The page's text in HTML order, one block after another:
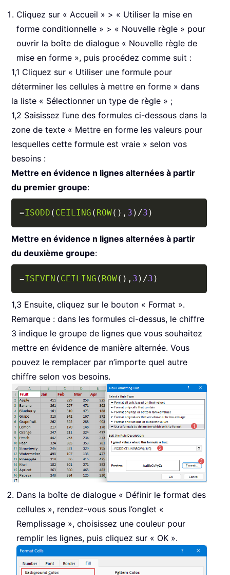
Cliquez sur « Accueil » > « Utiliser la mise en
forme conditionnelle » > « Nouvelle règle » pour
ouvrir la boîte de dialogue « Nouvelle règle de
mise en forme », puis procédez comme suit :
1,1 Cliquez sur « Utiliser une formule pour
déterminer les cellules à mettre en forme » dans
la liste « Sélectionner un type de règle » ;
1,2 Saisissez l’une des formules ci-dessous dans la
zone de texte « Mettre en forme les valeurs pour
lesquelles cette formule est vraie » selon vos
besoins :
Mettre en évidence n lignes alternées à partir
du premier groupe:
=ISODD ( CEILING ( ROW( ) , 3 ) /3 )
Mettre en évidence n lignes alternées à partir
du deuxième groupe:
=ISEVEN ( CEILING ( ROW( ) , 3 ) /3 )
1,3 Ensuite, cliquez sur le bouton « Format ».
Remarque : dans les formules ci-dessus, le chiffre
3 indique le groupe de lignes que vous souhaitez
mettre en évidence de manière alternée. Vous
pouvez le remplacer par n’importe quel autre
chiffre selon vos besoins.
Dans la boîte de dialogue « Définir le format des
cellules », rendez-vous sous l’onglet «
Remplissage », choisissez une couleur pour
remplir les lignes, puis cliquez sur « OK ».